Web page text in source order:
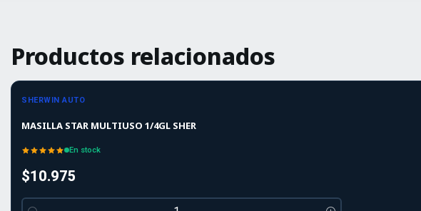
Productos relacionados
SHERWIN AUTO
MASILLA STAR MULTIUSO 1/4GL SHER
En stock
$10.975